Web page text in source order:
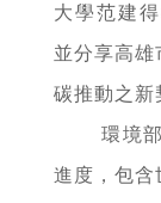
大學范建
並分享高
碳推動之新
環境
進度，包含